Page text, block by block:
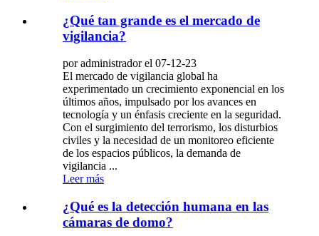
¿Qué tan grande es el mercado de
vigilancia?
por administrador el 07-12-23
El mercado de vigilancia global ha
experimentado un crecimiento exponencial en los
últimos años, impulsado por los avances en
tecnología y un énfasis creciente en la seguridad.
Con el surgimiento del terrorismo, los disturbios
civiles y la necesidad de un monitoreo eficiente
de los espacios públicos, la demanda de
vigilancia ...
Leer más
¿Qué es la detección humana en las
cámaras de domo?